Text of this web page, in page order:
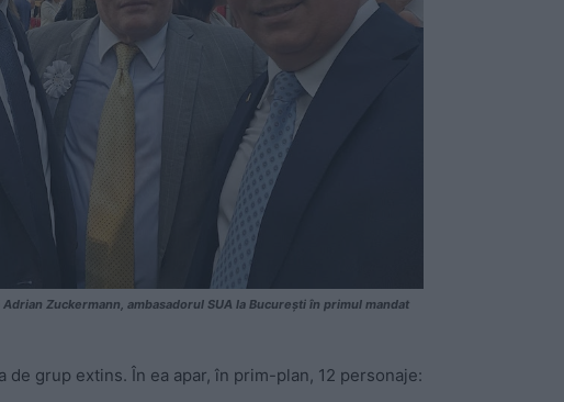
Zuckermann, ambasadorul SUA la București în primul mandat
grup extins. În ea apar, în prim-plan, 12 personaje: